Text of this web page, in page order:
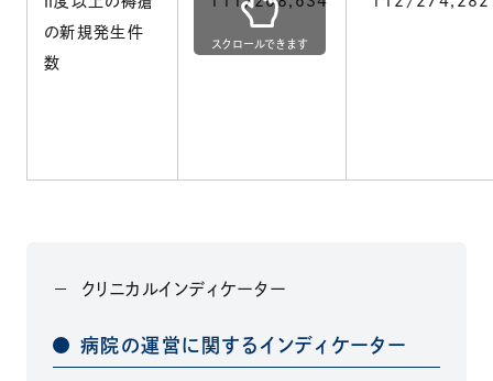
の新規発生件
数
スクロールできます
クリニカルインディケーター
病院の運営に関するインディケーター